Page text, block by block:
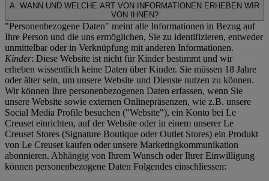
A. WANN UND WELCHE ART VON INFORMATIONEN ERHEBEN WIR
VON IHNEN?
"Personenbezogene Daten" meint alle Informationen in Bezug auf
Ihre Person und die uns ermöglichen, Sie zu identifizieren, entweder
unmittelbar oder in Verknüpfung mit anderen Informationen.
Kinder: Diese Website ist nicht für Kinder bestimmt und wir
erheben wissentlich keine Daten über Kinder. Sie müssen 18 Jahre
oder älter sein, um unsere Website und Dienste nutzen zu können.
Wir können Ihre personenbezogenen Daten erfassen, wenn Sie
unsere Website sowie externen Onlinepräsenzen, wie z.B. unsere
Social Media Profile besuchen ("Website"), ein Konto bei Le
Creuset einrichten, auf der Website oder in einem unserer Le
Creuset Stores (Signature Boutique oder Outlet Stores) ein Produkt
von Le Creuset kaufen oder unsere Marketingkommunikation
abonnieren. Abhängig von Ihrem Wunsch oder Ihrer Einwilligung
können personenbezogene Daten Folgendes einschliessen: